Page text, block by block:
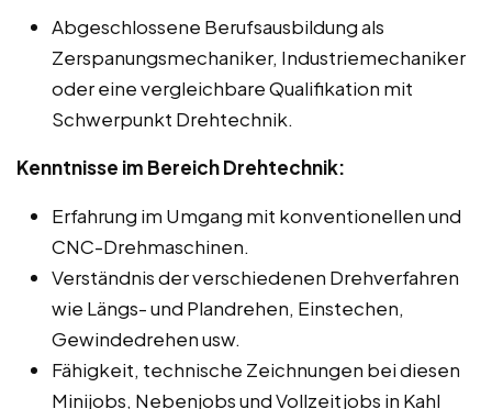
Abgeschlossene Berufsausbildung als
Zerspanungsmechaniker, Industriemechaniker
oder eine vergleichbare Qualifikation mit
Schwerpunkt Drehtechnik.
Kenntnisse im Bereich Drehtechnik:
Erfahrung im Umgang mit konventionellen und
CNC-Drehmaschinen.
Verständnis der verschiedenen Drehverfahren
wie Längs- und Plandrehen, Einstechen,
Gewindedrehen usw.
Fähigkeit, technische Zeichnungen bei diesen
Minijobs, Nebenjobs und Vollzeitjobs in Kahl